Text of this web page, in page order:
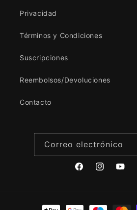
Privacidad
Términos y Condiciones
Suscripciones
Reembolsos/Devoluciones
Contacto
Correo electrónico
FacebookInstagram
Formas